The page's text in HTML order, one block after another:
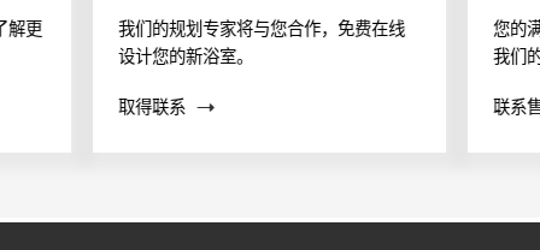
解更
我们的规划专家将与您合作，免费在线
设计您的新浴室。
取得联系
您的
我们
帮助
联系